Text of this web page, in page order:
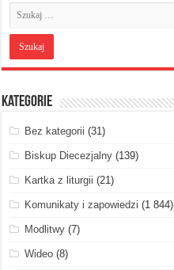
Kategorie
Bez kategorii (31)
Biskup Diecezjalny (139)
Kartka z liturgii (21)
Komunikaty i zapowiedzi (1 844)
Modlitwy (7)
Wideo (8)